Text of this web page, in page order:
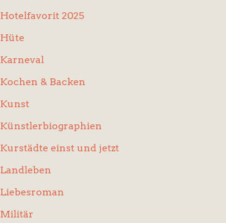
Hotelfavorit 2025
Hüte
Karneval
Kochen & Backen
Kunst
Künstlerbiographien
Kurstädte einst und jetzt
Landleben
Liebesroman
Militär